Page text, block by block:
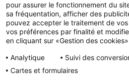
Catalogues à télécharger
Panier
La livraison
Le paiement
Services & FAQ
Reprise des invendus
Paiement différé sans frais
100% Satisfait ou Remboursé
Le service Après-Vente
Liens pratiques
© DMP Initiatives 10 avenue
LE MANS CEDEX 2
Initiatives est le spécialiste
collecte de fonds pour les
pour assurer le fonctionnement du
sa fréquentation, afficher des
pouvez accepter le traitement de
vos préférences par finalité et
en cliquant sur «Gestion des
Analytique
Suivi des
Cartes et formulaires